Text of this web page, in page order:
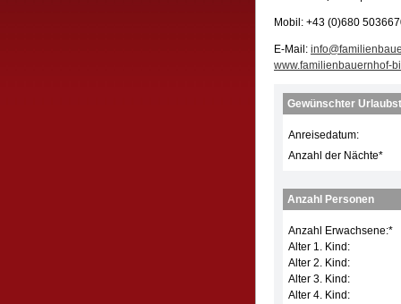
Mobil: +43 (0)680
E-Mail:
www.familienbauernhof-
Gewünschter
Anreisedatum:
Anzahl der Nächte*
Anzahl Personen
Anzahl Erwachsene:*
Alter 1. Kind:
Alter 2. Kind:
Alter 3. Kind:
Alter 4. Kind: